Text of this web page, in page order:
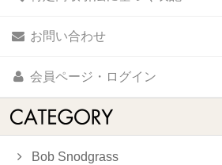
お問い合わせ
会員ページ・ログイン
Bob Snodgrass